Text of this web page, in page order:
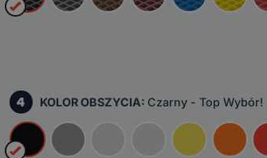
4 KOLOR OBSZYCIA: Czarny - Top Wybór!